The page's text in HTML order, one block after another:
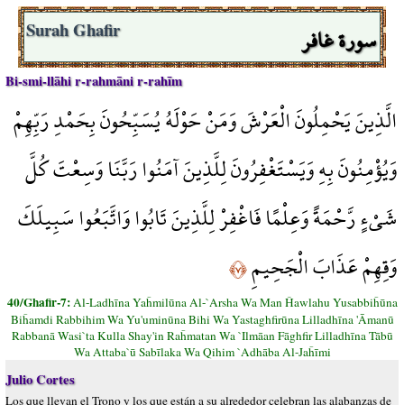
سورة غافر Surah Ghafir
Bi-smi-llāhi r-rahmāni r-rahīm
الَّذِينَ يَحْمِلُونَ الْعَرْشَ وَمَنْ حَوْلَهُ يُسَبِّحُونَ بِحَمْدِ رَبِّهِمْ
وَيُؤْمِنُونَ بِهِ وَيَسْتَغْفِرُونَ لِلَّذِينَ آمَنُوا رَبَّنَا وَسِعْتَ كُلَّ
شَيْءٍ رَّحْمَةً وَعِلْمًا فَاغْفِرْ لِلَّذِينَ تَابُوا وَاتَّبَعُوا سَبِيلَكَ
وَقِهِمْ عَذَابَ الْجَحِيمِ﴿٧﴾
40/Ghafir-7:Al-Ladhīna Yaĥmilūna Al-`Arsha Wa Man Ĥawlahu Yusabbiĥūna
Biĥamdi Rabbihim Wa Yu'uminūna Bihi Wa Yastaghfirūna Lilladhīna 'Āmanū
Rabbanā Wasi`ta Kulla Shay'in Raĥmatan Wa `Ilmāan Fāghfir Lilladhīna Tābū
Wa Attaba`ū Sabīlaka Wa Qihim `Adhāba Al-Jaĥīmi
Julio Cortes
Los que llevan el Trono y los que están a su alrededor celebran las alabanzas de